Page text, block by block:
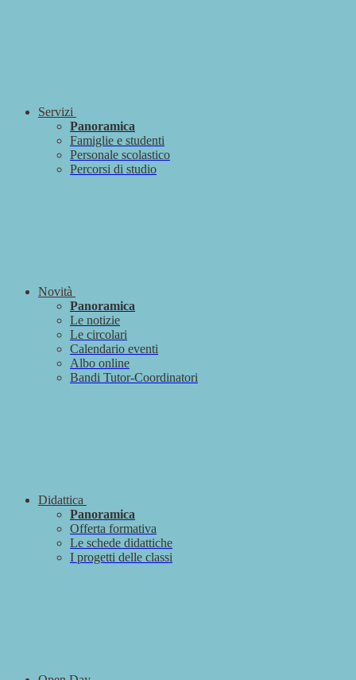
Servizi
Panoramica
Famiglie e studenti
Personale scolastico
Percorsi di studio
Novità
Panoramica
Le notizie
Le circolari
Calendario eventi
Albo online
Bandi Tutor-Coordinatori
Didattica
Panoramica
Offerta formativa
Le schede didattiche
I progetti delle classi